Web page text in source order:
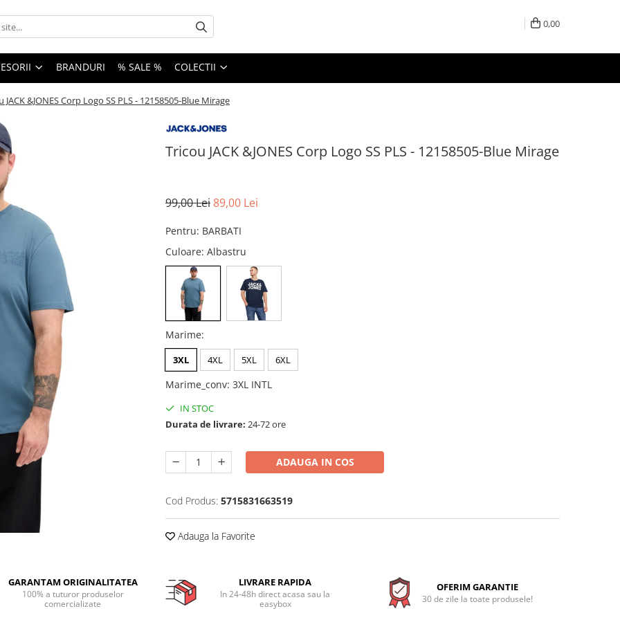
0,00
BRANDURI % SALE % COLECTII
JACK &JONES Corp Logo SS PLS - 12158505-Blue Mirage
Tricou JACK &JONES Corp Logo SS PLS - 12158505-Blue Mirage
99,00 Lei89,00 Lei
Pentru: BARBATI
Culoare: Albastru
Marime:
3XL 4XL 5XL 6XL
Marime_conv: 3XL INTL
IN STOC
Durata de livrare: 24-72 ore
ADAUGA IN COS
Cod Produs: 5715831663519
Adauga la Favorite
GARANTAM ORIGINALITATEA
100% a tuturor produselor
comercializate
LIVRARE RAPIDA
In 24-48h direct acasa sau la
easybox
OFERIM GARANTIE
30 de zile la toate produsele!